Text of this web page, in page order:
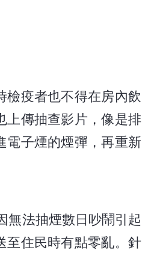
檢疫者也不得在房內飲
上傳抽查影片，像是排
電子煙的煙彈，再重新
無法抽煙數日吵鬧引起
至住民時有點零亂。針